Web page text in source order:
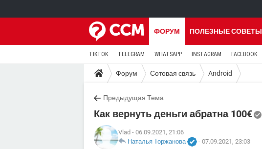
ФОРУМ ПОЛЕЗНЫЕ СОВЕТЫ
TIKTOK TELEGRAM WHATSAPP INSTAGRAM FACEBOOK
Форум Сотовая связь Android
Предыдущая Тема
Как вернуть деньги абратна 100€
Vlad - 06.09.2021, 21:06
Наталья Торжанова
- 07.09.2021, 23:03